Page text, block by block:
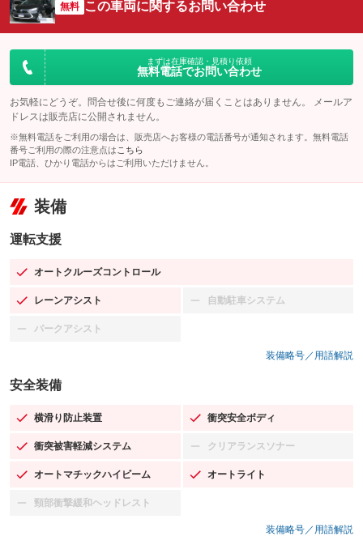
無料 この車両に関するお問い合わせ
まずは在庫確認・見積り依頼
無料電話でお問い合わせ
お気軽にどうぞ。問合せ後に何度もご連絡が届くことはありません。 メールア
ドレスは販売店に公開されません。
※無料電話をご利用の場合は、販売店へお客様の電話番号が通知されます。無料電話
番号ご利用の際の注意点は こちら
IP電話、ひかり電話からはご利用いただけません。
装備
運転支援
オートクルーズコントロール
：装備あり
レーンアシスト
：装備あり 自動駐車システム
：装備なし
パークアシスト
：装備なし
装備略号／用語解説
安全装備
横滑り防止装置
：装備あり 衝突安全ボディ
：装備あり
衝突被害軽減システム
：装備あり クリアランスソナー
：装備なし
オートマチックハイビーム
：装備あり オートライト
：装備あり
頸部衝撃緩和ヘッドレスト
：装備なし
装備略号／用語解説